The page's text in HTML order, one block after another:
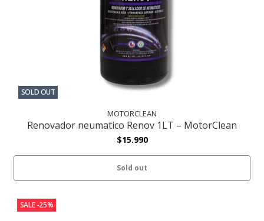
SOLD OUT
MOTORCLEAN
Renovador neumatico Renov 1LT – MotorClean
$15.990
Sold out
SALE -25%